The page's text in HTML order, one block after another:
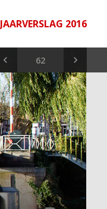
JAARVERSLAG 2016